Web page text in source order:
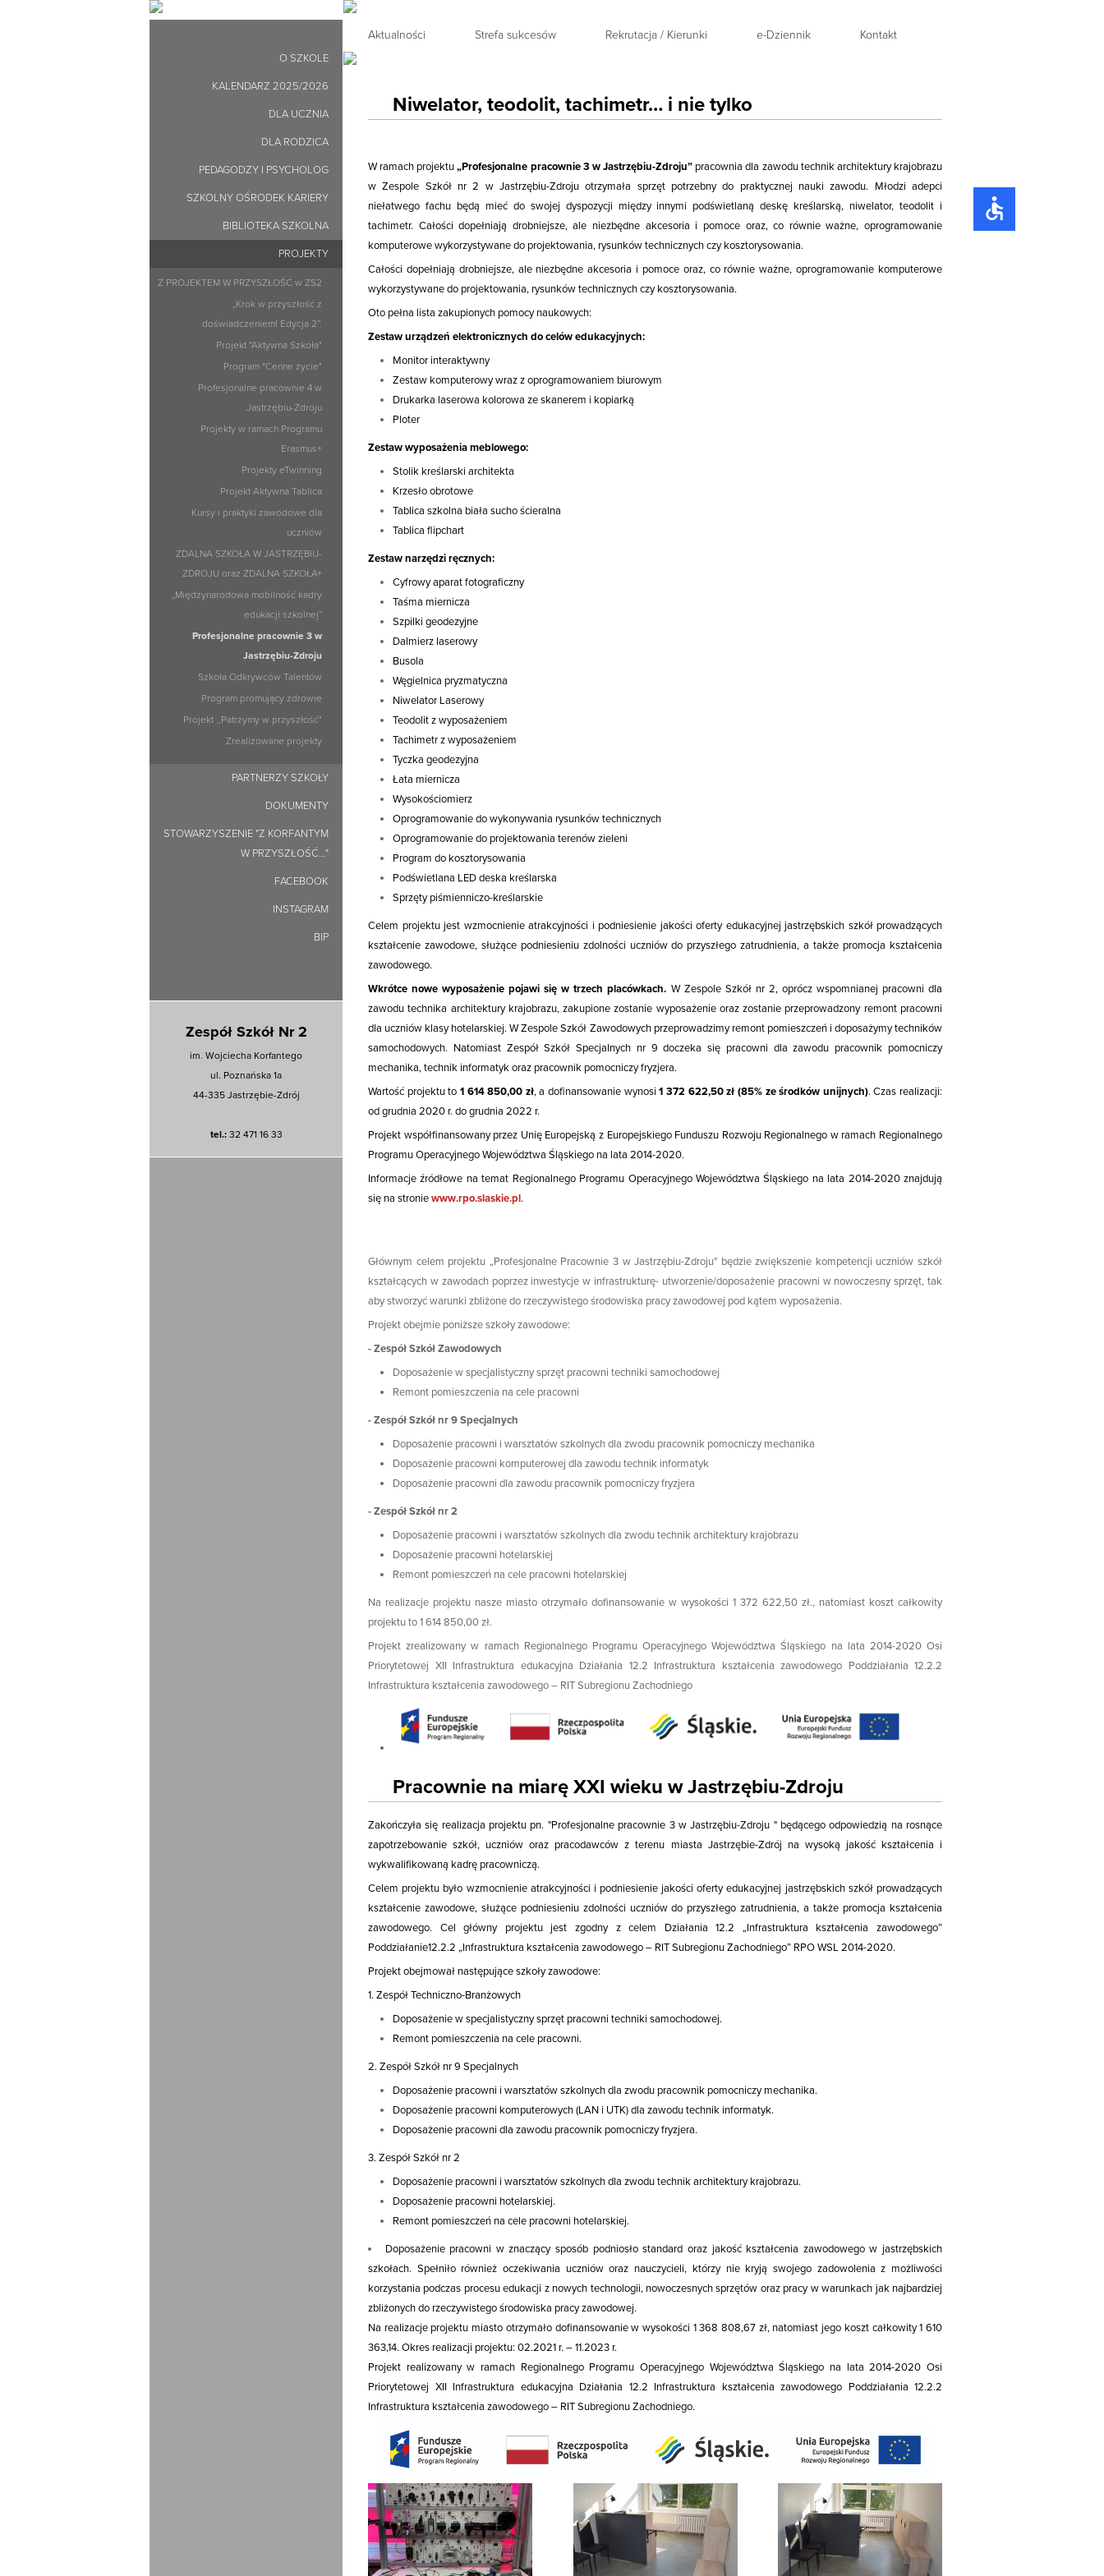
O SZKOLE
KALENDARZ 2025/2026
DLA UCZNIA
DLA RODZICA
PEDAGODZY I PSYCHOLOG
SZKOLNY OŚRODEK KARIERY
BIBLIOTEKA SZKOLNA
PROJEKTY
Z PROJEKTEM W PRZYSZŁOŚĆ w ZS2
„Krok w przyszłość z
doświadczeniem! Edycja 2”.
Projekt "Aktywna Szkoła"
Program "Cenne życie"
Profesjonalne pracownie 4 w
Jastrzębiu-Zdroju
Projekty w ramach Programu
Erasmus+
Projekty eTwinning
Projekt Aktywna Tablica
Kursy i praktyki zawodowe dla
uczniów
ZDALNA SZKOŁA W JASTRZĘBIU-
ZDROJU oraz ZDALNA SZKOŁA+
„Międzynarodowa mobilność kadry
edukacji szkolnej”
Profesjonalne pracownie 3 w
Jastrzębiu-Zdroju
Szkoła Odkrywców Talentów
Program promujący zdrowie
Projekt ,,Patrzymy w przyszłość"
Zrealizowane projekty
PARTNERZY SZKOŁY
DOKUMENTY
STOWARZYSZENIE "Z KORFANTYM
W PRZYSZŁOŚĆ…"
FACEBOOK
INSTAGRAM
BIP
Zespół Szkół Nr 2
im. Wojciecha Korfantego
ul. Poznańska 1a
44-335 Jastrzębie-Zdrój
tel.:32 471 16 33
accessible
Aktualności Strefa sukcesów Rekrutacja / Kierunki e-Dziennik Kontakt
Niwelator, teodolit, tachimetr… i nie tylko
W ramach projektu„Profesjonalne pracownie 3 w Jastrzębiu-Zdroju” pracownia dla zawodu technik architektury krajobrazu
w Zespole Szkół nr 2 w Jastrzębiu-Zdroju otrzymała sprzęt potrzebny do praktycznej nauki zawodu. Młodzi adepci
niełatwego fachu będą mieć do swojej dyspozycji między innymi podświetlaną deskę kreślarską, niwelator, teodolit i
tachimetr. Całości dopełniają drobniejsze, ale niezbędne akcesoria i pomoce oraz, co równie ważne, oprogramowanie
komputerowe wykorzystywane do projektowania, rysunków technicznych czy kosztorysowania.
Całości dopełniają drobniejsze, ale niezbędne akcesoria i pomoce oraz, co równie ważne, oprogramowanie komputerowe
wykorzystywane do projektowania, rysunków technicznych czy kosztorysowania.
Oto pełna lista zakupionych pomocy naukowych:
Zestaw urządzeń elektronicznych do celów edukacyjnych:
Monitor interaktywny
Zestaw komputerowy wraz z oprogramowaniem biurowym
Drukarka laserowa kolorowa ze skanerem i kopiarką
Ploter
Zestaw wyposażenia meblowego:
Stolik kreślarski architekta
Krzesło obrotowe
Tablica szkolna biała sucho ścieralna
Tablica flipchart
Zestaw narzędzi ręcznych:
Cyfrowy aparat fotograficzny
Taśma miernicza
Szpilki geodezyjne
Dalmierz laserowy
Busola
Węgielnica pryzmatyczna
Niwelator Laserowy
Teodolit z wyposażeniem
Tachimetr z wyposażeniem
Tyczka geodezyjna
Łata miernicza
Wysokościomierz
Oprogramowanie do wykonywania rysunków technicznych
Oprogramowanie do projektowania terenów zieleni
Program do kosztorysowania
Podświetlana LED deska kreślarska
Sprzęty piśmienniczo-kreślarskie
Celem projektu jest wzmocnienie atrakcyjności i podniesienie jakości oferty edukacyjnej jastrzębskich szkół prowadzących
kształcenie zawodowe, służące podniesieniu zdolności uczniów do przyszłego zatrudnienia, a także promocja kształcenia
zawodowego.
Wkrótce nowe wyposażenie pojawi się w trzech placówkach. W Zespole Szkół nr 2, oprócz wspomnianej pracowni dla
zawodu technika architektury krajobrazu, zakupione zostanie wyposażenie oraz zostanie przeprowadzony remont pracowni
dla uczniów klasy hotelarskiej. W Zespole Szkół Zawodowych przeprowadzimy remont pomieszczeń i doposażymy techników
samochodowych. Natomiast Zespół Szkół Specjalnych nr 9 doczeka się pracowni dla zawodu pracownik pomocniczy
mechanika, technik informatyk oraz pracownik pomocniczy fryzjera.
Wartość projektu to 1 614 850,00 zł, a dofinansowanie wynosi1 372 622,50 zł (85% ze środków unijnych). Czas realizacji:
od grudnia 2020 r. do grudnia 2022 r.
Projekt współfinansowany przez Unię Europejską z Europejskiego Funduszu Rozwoju Regionalnego w ramach Regionalnego
Programu Operacyjnego Województwa Śląskiego na lata 2014-2020.
Informacje źródłowe na temat Regionalnego Programu Operacyjnego Województwa Śląskiego na lata 2014-2020 znajdują
się na stroniewww.rpo.slaskie.pl.
Głównym celem projektu „Profesjonalne Pracownie 3 w Jastrzębiu-Zdroju" będzie zwiększenie kompetencji uczniów szkół
kształcących w zawodach poprzez inwestycje w infrastrukturę- utworzenie/doposażenie pracowni w nowoczesny sprzęt, tak
aby stworzyć warunki zbliżone do rzeczywistego środowiska pracy zawodowej pod kątem wyposażenia.
Projekt obejmie poniższe szkoły zawodowe:
- Zespół Szkół Zawodowych
Doposażenie w specjalistyczny sprzęt pracowni techniki samochodowej
Remont pomieszczenia na cele pracowni
- Zespół Szkół nr 9 Specjalnych
Doposażenie pracowni i warsztatów szkolnych dla zwodu pracownik pomocniczy mechanika
Doposażenie pracowni komputerowej dla zawodu technik informatyk
Doposażenie pracowni dla zawodu pracownik pomocniczy fryzjera
- Zespół Szkół nr 2
Doposażenie pracowni i warsztatów szkolnych dla zwodu technik architektury krajobrazu
Doposażenie pracowni hotelarskiej
Remont pomieszczeń na cele pracowni hotelarskiej
Na realizacje projektu nasze miasto otrzymało dofinansowanie w wysokości 1 372 622,50 zł., natomiast koszt całkowity
projektu to 1 614 850,00 zł.
Projekt zrealizowany w ramach Regionalnego Programu Operacyjnego Województwa Śląskiego na lata 2014-2020 Osi
Priorytetowej XII Infrastruktura edukacyjna Działania 12.2 Infrastruktura kształcenia zawodowego Poddziałania 12.2.2
Infrastruktura kształcenia zawodowego – RIT Subregionu Zachodniego
Pracownie na miarę XXI wieku w Jastrzębiu-Zdroju
Zakończyła się realizacja projektu pn. "Profesjonalne pracownie 3 w Jastrzębiu-Zdroju " będącego odpowiedzią na rosnące
zapotrzebowanie szkół, uczniów oraz pracodawców z terenu miasta Jastrzębie-Zdrój na wysoką jakość kształcenia i
wykwalifikowaną kadrę pracowniczą.
Celem projektu było wzmocnienie atrakcyjności i podniesienie jakości oferty edukacyjnej jastrzębskich szkół prowadzących
kształcenie zawodowe, służące podniesieniu zdolności uczniów do przyszłego zatrudnienia, a także promocja kształcenia
zawodowego. Cel główny projektu jest zgodny z celem Działania 12.2 „Infrastruktura kształcenia zawodowego”
Poddziałanie12.2.2 „Infrastruktura kształcenia zawodowego – RIT Subregionu Zachodniego” RPO WSL 2014-2020.
Projekt obejmował następujące szkoły zawodowe:
1. Zespół Techniczno-Branżowych
Doposażenie w specjalistyczny sprzęt pracowni techniki samochodowej.
Remont pomieszczenia na cele pracowni.
2. Zespół Szkół nr 9 Specjalnych
Doposażenie pracowni i warsztatów szkolnych dla zwodu pracownik pomocniczy mechanika.
Doposażenie pracowni komputerowych (LAN i UTK) dla zawodu technik informatyk.
Doposażenie pracowni dla zawodu pracownik pomocniczy fryzjera.
3. Zespół Szkół nr 2
Doposażenie pracowni i warsztatów szkolnych dla zwodu technik architektury krajobrazu.
Doposażenie pracowni hotelarskiej.
Remont pomieszczeń na cele pracowni hotelarskiej.
Doposażenie pracowni w znaczący sposób podniosło standard oraz jakość kształcenia zawodowego w jastrzębskich
szkołach. Spełniło również oczekiwania uczniów oraz nauczycieli, którzy nie kryją swojego zadowolenia z możliwości
korzystania podczas procesu edukacji z nowych technologii, nowoczesnych sprzętów oraz pracy w warunkach jak najbardziej
zbliżonych do rzeczywistego środowiska pracy zawodowej.
Na realizacje projektu miasto otrzymało dofinansowanie w wysokości 1 368 808,67 zł, natomiast jego koszt całkowity 1 610
363,14. Okres realizacji projektu: 02.2021 r. – 11.2023 r.
Projekt realizowany w ramach Regionalnego Programu Operacyjnego Województwa Śląskiego na lata 2014-2020 Osi
Priorytetowej XII Infrastruktura edukacyjna Działania 12.2 Infrastruktura kształcenia zawodowego Poddziałania 12.2.2
Infrastruktura kształcenia zawodowego – RIT Subregionu Zachodniego.